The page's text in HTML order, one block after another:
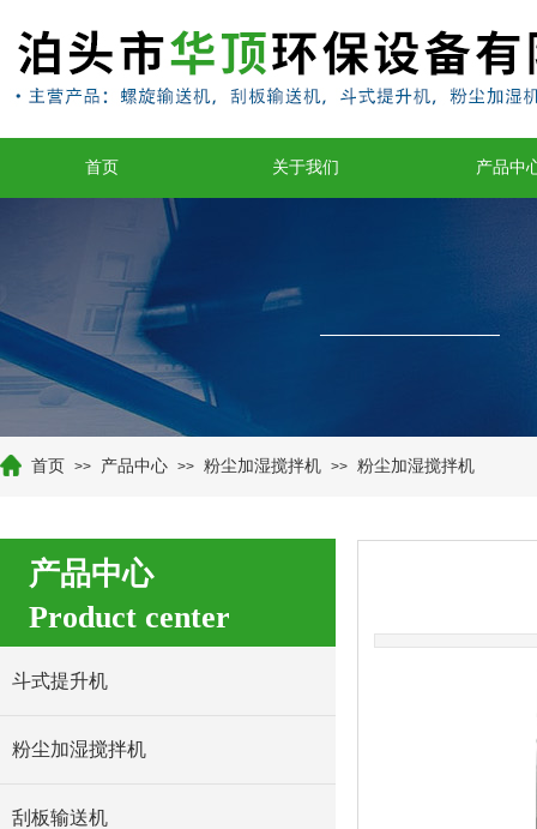
首页 关于我们 产品中
首页 >> 产品中心 >> 粉尘加湿搅拌机 >> 粉尘加湿搅拌机
产品中心
Product center
斗式提升机
粉尘加湿搅拌机
刮板输送机